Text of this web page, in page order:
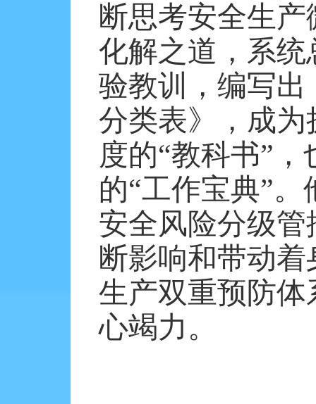
断思考安全生
化解之道，系统
验教训，编写
分类表》，成
度的“教科书”
的“工作宝典”
安全风险分级
断影响和带动
生产双重预防
心竭力。